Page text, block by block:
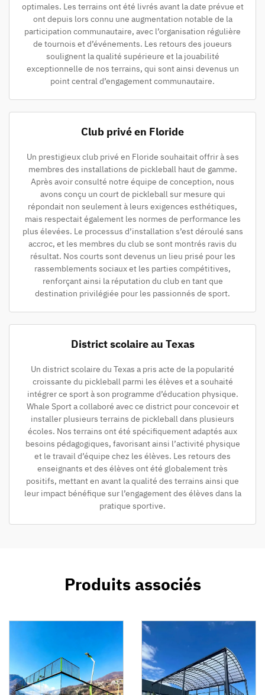
optimales. Les terrains ont été livrés avant la date prévue et
ont depuis lors connu une augmentation notable de la
participation communautaire, avec l’organisation régulière
de tournois et d’événements. Les retours des joueurs
soulignent la qualité supérieure et la jouabilité
exceptionnelle de nos terrains, qui sont ainsi devenus un
point central d’engagement communautaire.
Club privé en Floride
Un prestigieux club privé en Floride souhaitait offrir à ses
membres des installations de pickleball haut de gamme.
Après avoir consulté notre équipe de conception, nous
avons conçu un court de pickleball sur mesure qui
répondait non seulement à leurs exigences esthétiques,
mais respectait également les normes de performance les
plus élevées. Le processus d’installation s’est déroulé sans
accroc, et les membres du club se sont montrés ravis du
résultat. Nos courts sont devenus un lieu prisé pour les
rassemblements sociaux et les parties compétitives,
renforçant ainsi la réputation du club en tant que
destination privilégiée pour les passionnés de sport.
District scolaire au Texas
Un district scolaire du Texas a pris acte de la popularité
croissante du pickleball parmi les élèves et a souhaité
intégrer ce sport à son programme d’éducation physique.
Whale Sport a collaboré avec ce district pour concevoir et
installer plusieurs terrains de pickleball dans plusieurs
écoles. Nos terrains ont été spécifiquement adaptés aux
besoins pédagogiques, favorisant ainsi l’activité physique
et le travail d’équipe chez les élèves. Les retours des
enseignants et des élèves ont été globalement très
positifs, mettant en avant la qualité des terrains ainsi que
leur impact bénéfique sur l’engagement des élèves dans la
pratique sportive.
Produits associés